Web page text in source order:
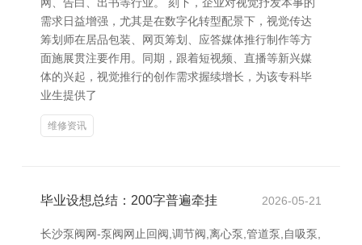
需求日益增强，尤其是在数字化转型配景下，视觉传达
筹划师在居品包装、网页筹划、应答媒体推行制作等方
面施展贯注要作用。同期，跟着短视频、直播等新兴媒
体的兴起，视觉推行的创作需求握续增长，为该专科毕
业生提供了
维修资讯
毕业设想总结：200字普遍牵挂 2026-05-21
长沙泵阀网-泵阀网止回阀,调节阀,离心泵,管道泵,自吸泵,